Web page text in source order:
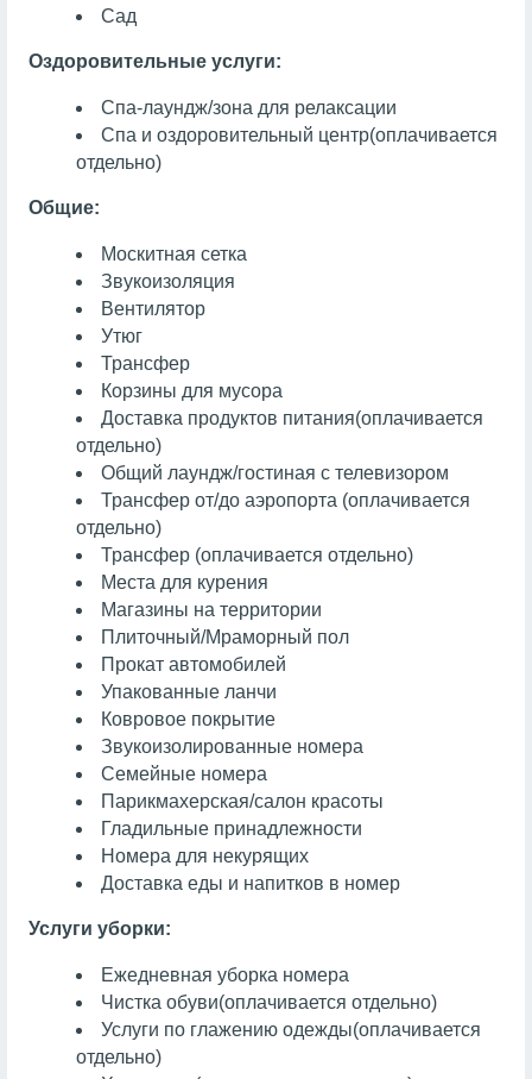
Сад
Оздоровительные услуги:
Спа-лаундж/зона для релаксации
Спа и оздоровительный центр(оплачивается
отдельно)
Общие:
Москитная сетка
Звукоизоляция
Вентилятор
Утюг
Трансфер
Корзины для мусора
Доставка продуктов питания(оплачивается
отдельно)
Общий лаундж/гостиная с телевизором
Трансфер от/до аэропорта (оплачивается
отдельно)
Трансфер (оплачивается отдельно)
Места для курения
Магазины на территории
Плиточный/Мраморный пол
Прокат автомобилей
Упакованные ланчи
Ковровое покрытие
Звукоизолированные номера
Семейные номера
Парикмахерская/салон красоты
Гладильные принадлежности
Номера для некурящих
Доставка еды и напитков в номер
Услуги уборки:
Ежедневная уборка номера
Чистка обуви(оплачивается отдельно)
Услуги по глажению одежды(оплачивается
отдельно)